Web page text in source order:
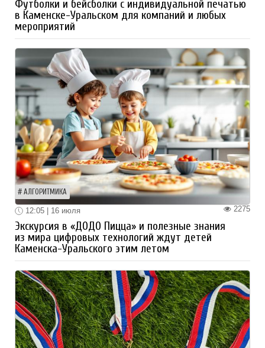
Футболки и бейсболки с индивидуальной печатью
в Каменске-Уральском для компаний и любых
мероприятий
АЛГОРИТМИКА
2275
12:05 | 16 июля
Экскурсия в «ДОДО Пицца» и полезные знания
из мира цифровых технологий ждут детей
Каменска-Уральского этим летом